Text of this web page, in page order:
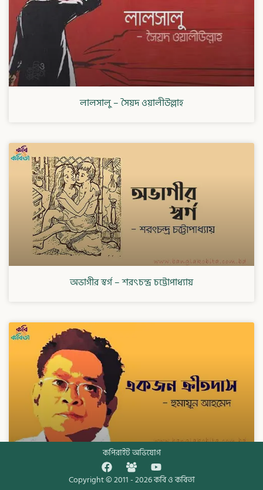
লালসালু – সৈয়দ ওয়ালীউল্লাহ
অভাগীর স্বর্গ – শরৎচন্দ্র চট্টোপাধ্যায়
একজন ক্রীতদাস – হুমায়ূন আহমেদ
কপিরাইট অভিযোগ
Copyright © 2011 - 2026কবি ও কবিতা